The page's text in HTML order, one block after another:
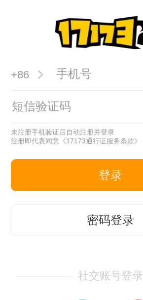
+86
未注册手机验证后自动注册并登录
注册即代表同意 《17173通行证服务条款》
登录
密码登录
社交账号登录